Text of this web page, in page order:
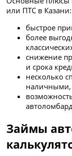
или ПТС в Казани:
быстрое
более
снижение
и срока
несколько
наличными,
Займы